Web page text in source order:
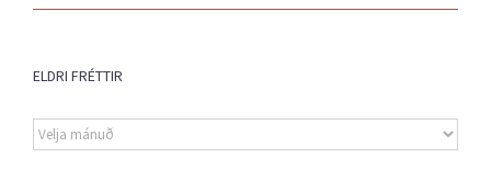
ELDRI FRÉTTIR
Eldri
fréttir